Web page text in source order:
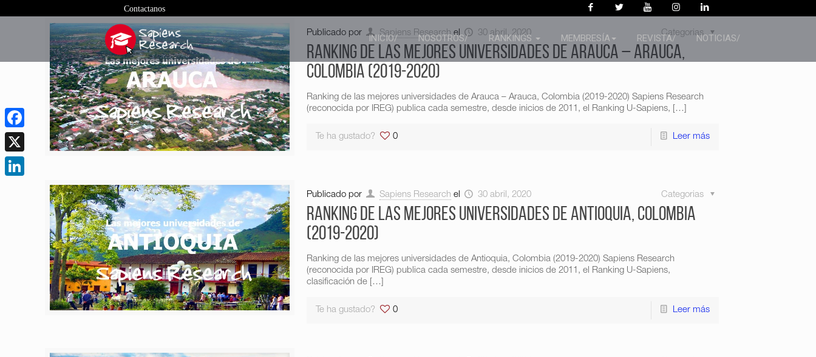
Contactanos
INICIO/ NOSOTROS/ RANKINGS MEMBRESÍA REVISTA/ NOTICIAS/
Publicado por Sapiens Research el 30 abril, 2020 Categorias
Ranking de las mejores universidades de Arauca – Arauca,
Colombia (2019-2020)
Ranking de las mejores universidades de Arauca – Arauca, Colombia (2019-2020) Sapiens Research
(reconocida por IREG) publica cada semestre, desde inicios de 2011, el Ranking U-Sapiens, […]
Te ha gustado? 0 Leer más
Publicado por Sapiens Research el 30 abril, 2020 Categorias
Ranking de las mejores universidades de Antioquia, Colombia
(2019-2020)
Ranking de las mejores universidades de Antioquia, Colombia (2019-2020) Sapiens Research
(reconocida por IREG) publica cada semestre, desde inicios de 2011, el Ranking U-Sapiens,
clasificación de[…]
Te ha gustado? 0 Leer más
Facebook
X